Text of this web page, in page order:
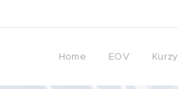
Home EOV Kurzy